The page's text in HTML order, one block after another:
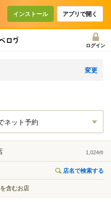
インストール アプリで開く
ログイン
変更
ネット予約
1,024件
店名で検索する
を含むお店